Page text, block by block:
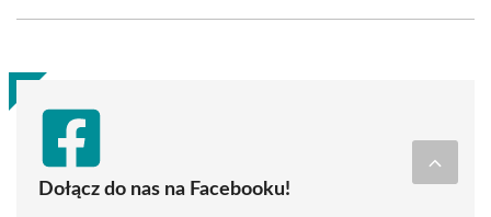
(Twitter)
Dołącz do nas na Facebooku!